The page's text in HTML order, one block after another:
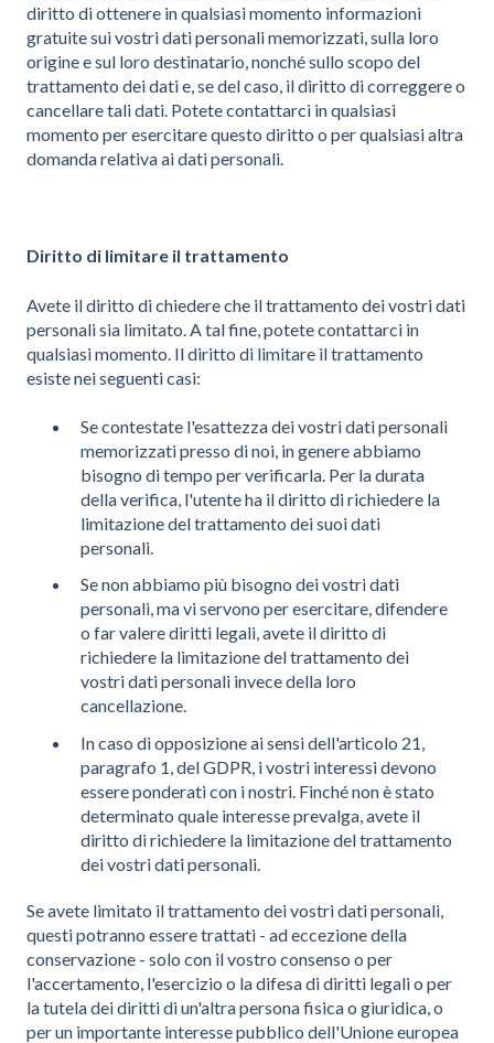
diritto di ottenere in qualsiasi momento informazioni
gratuite sui vostri dati personali memorizzati, sulla loro
origine e sul loro destinatario, nonché sullo scopo del
trattamento dei dati e, se del caso, il diritto di correggere o
cancellare tali dati. Potete contattarci in qualsiasi
momento per esercitare questo diritto o per qualsiasi altra
domanda relativa ai dati personali.
Diritto di limitare il trattamento
Avete il diritto di chiedere che il trattamento dei vostri dati
personali sia limitato. A tal fine, potete contattarci in
qualsiasi momento. Il diritto di limitare il trattamento
esiste nei seguenti casi:
Se contestate l'esattezza dei vostri dati personali
memorizzati presso di noi, in genere abbiamo
bisogno di tempo per verificarla. Per la durata
della verifica, l'utente ha il diritto di richiedere la
limitazione del trattamento dei suoi dati
personali.
Se non abbiamo più bisogno dei vostri dati
personali, ma vi servono per esercitare, difendere
o far valere diritti legali, avete il diritto di
richiedere la limitazione del trattamento dei
vostri dati personali invece della loro
cancellazione.
In caso di opposizione ai sensi dell'articolo 21,
paragrafo 1, del GDPR, i vostri interessi devono
essere ponderati con i nostri. Finché non è stato
determinato quale interesse prevalga, avete il
diritto di richiedere la limitazione del trattamento
dei vostri dati personali.
Se avete limitato il trattamento dei vostri dati personali,
questi potranno essere trattati - ad eccezione della
conservazione - solo con il vostro consenso o per
l'accertamento, l'esercizio o la difesa di diritti legali o per
la tutela dei diritti di un'altra persona fisica o giuridica, o
per un importante interesse pubblico dell'Unione europea